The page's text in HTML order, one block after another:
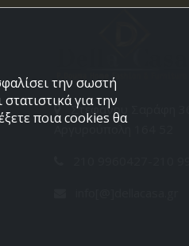
Στεφάνου Σαράφη 36,
την σωστή
για την
ποια cookies θα